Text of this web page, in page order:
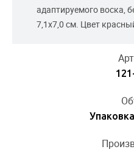
адаптируемого воска,
7,1х7,0 см. Цвет